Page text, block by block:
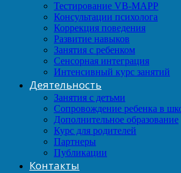
Тестирование VB-MAPP
Консультации психолога
Коррекция поведения
Развитие навыков
Занятия с ребенком
Сенсорная интеграция
Интенсивный курс занятий
Деятельность
Занятия с детьми
Сопровождение ребенка в
Дополнительное образование
Курс для родителей
Партнеры
Публикации
Контакты